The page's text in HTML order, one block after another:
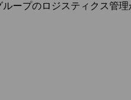
ープのロジスティクス管